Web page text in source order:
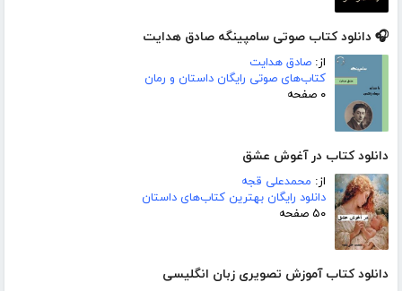
🎧 دانلود کتاب صوتی سامپینگه صادق هدایت
از: صادق هدایت
کتاب‌های صوتی رایگان داستان و رمان
۰ صفحه
دانلود کتاب در آغوش عشق
از: محمدعلی قجه
دانلود رایگان بهترین کتاب‌های داستان
۵۰ صفحه
دانلود کتاب آموزش تصویری زبان انگلیسی